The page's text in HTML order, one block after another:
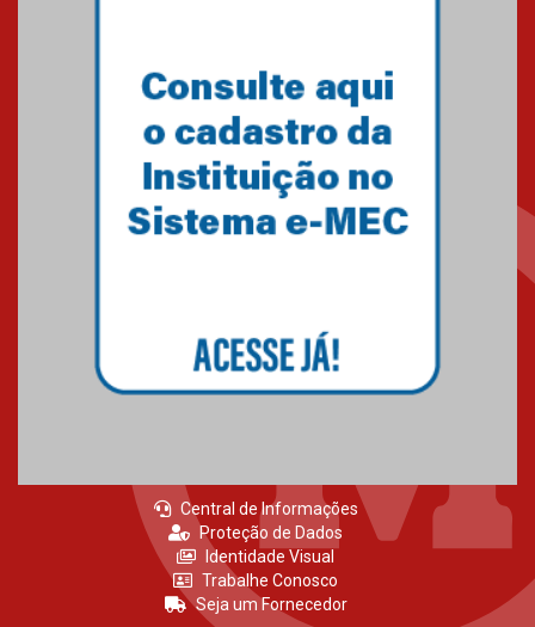
Primeiro culto do ano ressalta o
27.02.2026
Central de Informações
Proteção de Dados
Identidade Visual
Trabalhe Conosco
Seja um Fornecedor